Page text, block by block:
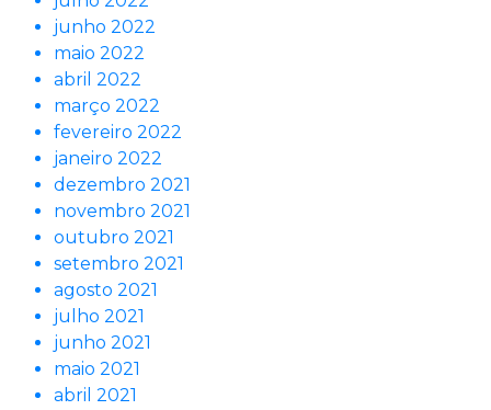
junho 2022
maio 2022
abril 2022
março 2022
fevereiro 2022
janeiro 2022
dezembro 2021
novembro 2021
outubro 2021
setembro 2021
agosto 2021
julho 2021
junho 2021
maio 2021
abril 2021